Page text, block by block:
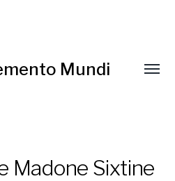
Mundi
Madone Sixtine